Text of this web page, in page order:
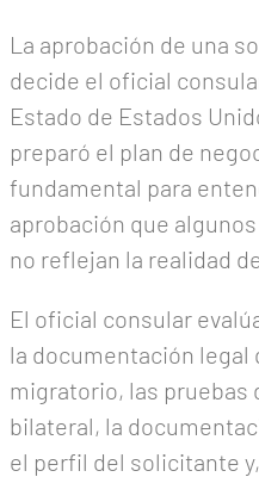
La aprobación de una
decide el oficial
Estado de Estados
preparó el plan de
fundamental para
aprobación que
no reflejan la realidad
El oficial consular
la documentación legal
migratorio, las pruebas
bilateral, la
el perfil del solicitante